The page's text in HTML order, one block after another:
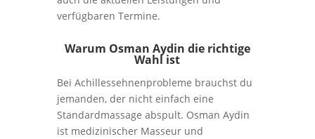
verfügbaren Termine.
Warum Osman Aydin die richtige
Wahl ist
Bei Achillessehnenprobleme brauchst du
jemanden, der nicht einfach eine
Standardmassage abspult. Osman Aydin
ist medizinischer Masseur und